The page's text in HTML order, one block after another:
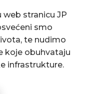
web stranicu JP
smo
te nudimo
koje obuhvataju
infrastrukture.